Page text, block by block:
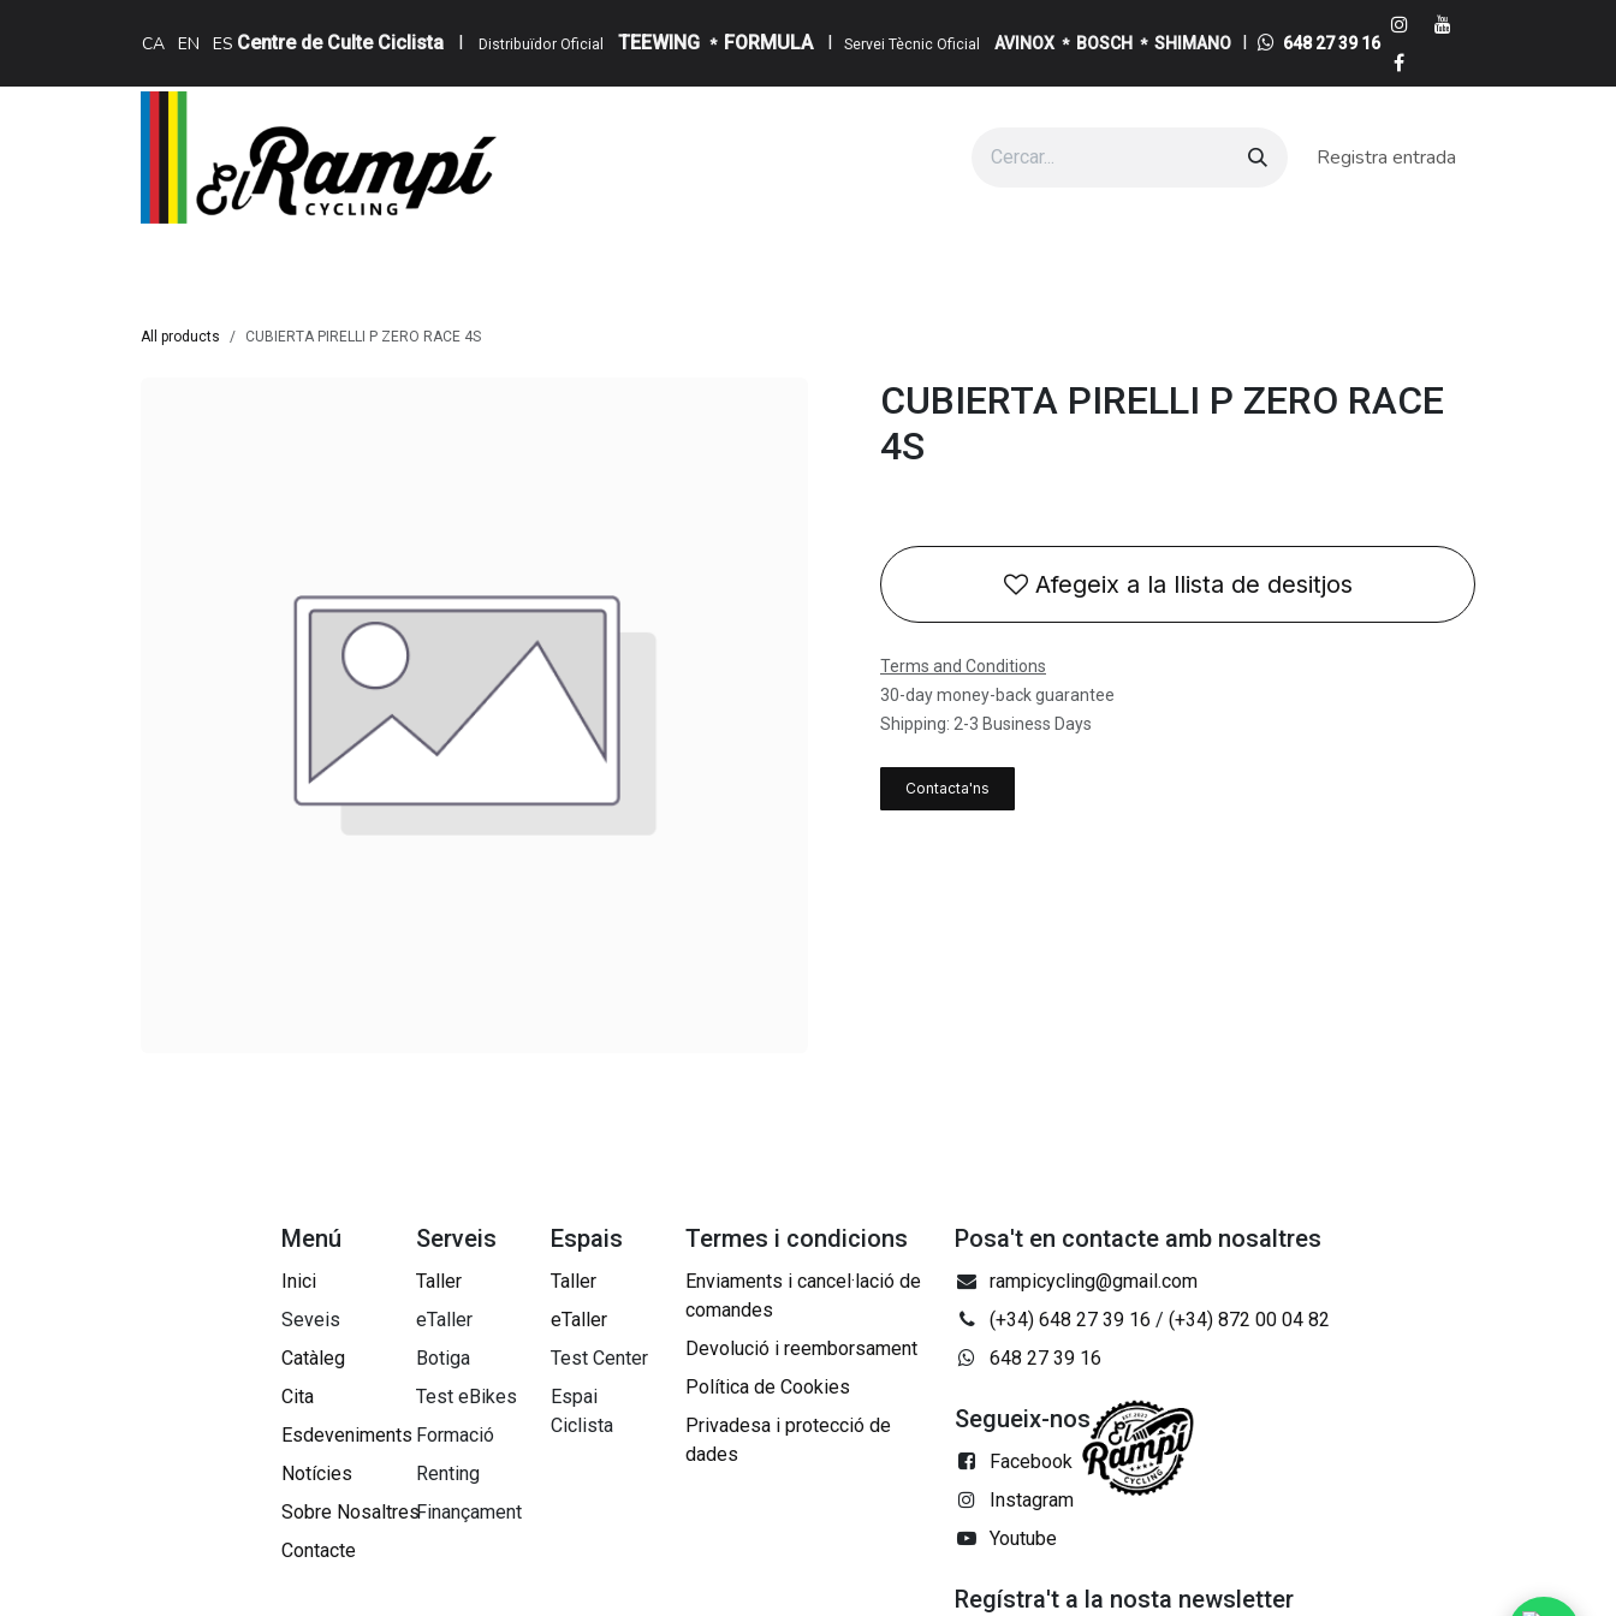
CA EN ES Centre de Culte Ciclista I Distribuïdor Oficial TEEWING * FORMULA I Servei Tècnic Oficial AVINOX * BOSCH * SHIMANO I 648 27 39 16
Registra entrada
All products CUBIERTA PIRELLI P ZERO RACE 4S
CUBIERTA PIRELLI P ZERO RACE
4S
Afegeix a la llista de desitjos
Terms and Conditions
30-day money-back guarantee
Shipping: 2-3 Business Days
Contacta'ns
Menú
Inici
Seveis
Catàleg
Cita
Esdeveniments
Notícies
Sobre Nosaltres​
Contacte
Serveis
Taller
eTaller
Botiga
Test eBikes
Formació
Renting
Finançament
Espais
Taller
eTaller
Test Center
Espai
Ciclista
Termes i condicions
Enviaments i cancel·lació de
comandes
Devolució i reemborsament
Política de Cookies
Privadesa i protecció de
dades
Posa't en contacte amb nosaltres
rampicycling@gmail.com
(+34) 648 27 39 16 / (+34) 872 00 04 82
648 27 39 16
Segueix-nos
Facebook
Instagram
Youtube
Regístra't a la nosta newsletter